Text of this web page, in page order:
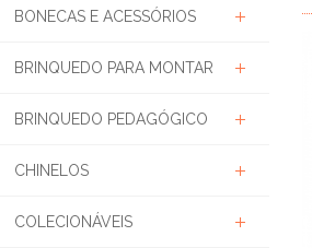
BONECAS E ACESSÓRIOS
BRINQUEDO PARA MONTAR
BRINQUEDO PEDAGÓGICO
CHINELOS
COLECIONÁVEIS